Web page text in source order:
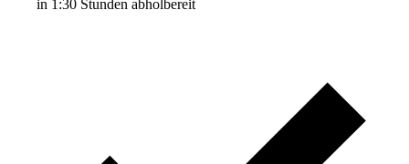
in 1:30 Stunden abholbereit